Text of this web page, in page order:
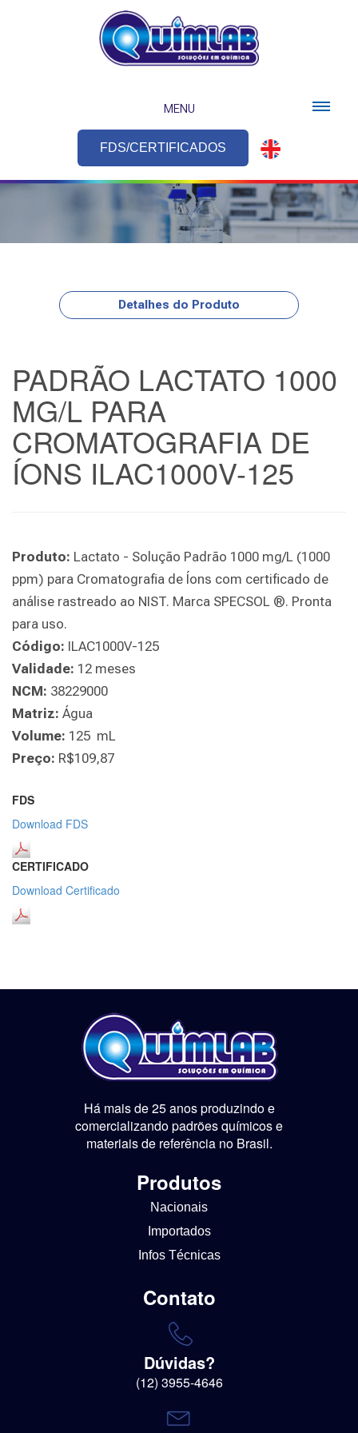
MENU
FDS/CERTIFICADOS
Detalhes do Produto
PADRÃO LACTATO 1000
MG/L PARA
CROMATOGRAFIA DE
ÍONS ILAC1000V-125
Produto: Lactato - Solução Padrão 1000 mg/L (1000
ppm) para Cromatografia de Íons com certificado de
análise rastreado ao NIST. Marca SPECSOL ®. Pronta
para uso.
Código: ILAC1000V-125
Validade: 12 meses
NCM: 38229000
Matriz: Água
Volume: 125 mL
Preço: R$109,87
FDS
Download FDS
CERTIFICADO
Download Certificado
Há mais de 25 anos produzindo e
comercializando padrões químicos e
materiais de referência no Brasil.
Produtos
Nacionais
Importados
Infos Técnicas
Contato
Dúvidas?
(12) 3955-4646